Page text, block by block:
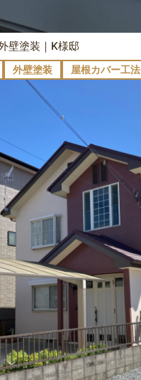
壁塗装｜K様邸
外壁塗装 屋根カバー工法